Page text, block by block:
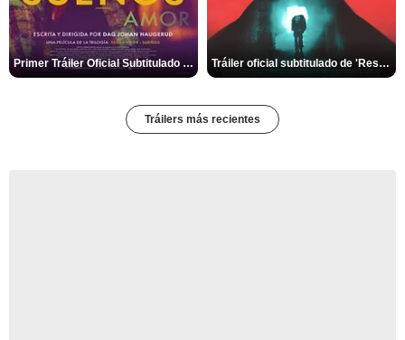
Primer Tráiler Oficial Subtitulado de 'Sueños (Sexo - Amor)' Tráiler oficial subtitulado de 'Resurrection'
Tráilers más recientes